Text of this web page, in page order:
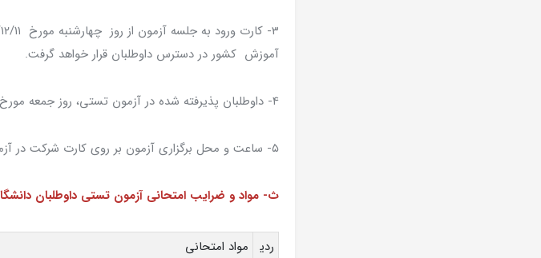
آموزش کشور در دسترس داوطلبان قرار خواهد گرفت.
۴- داوطلبان پذیرفته شده در آزمون تستی، روز جمعه مورخ ۱۴۰۱/۰۳/۰۶ در آزمون تشریحی شرکت خواهند نمود.
۵- ساعت و محل برگزاری آزمون بر روی کارت شرکت در آزمون داوطلبان درج خواهد شد.
ث- مواد و ضرایب امتحانی آزمون تستی داوطلبان
ردی
مواد امتحانی